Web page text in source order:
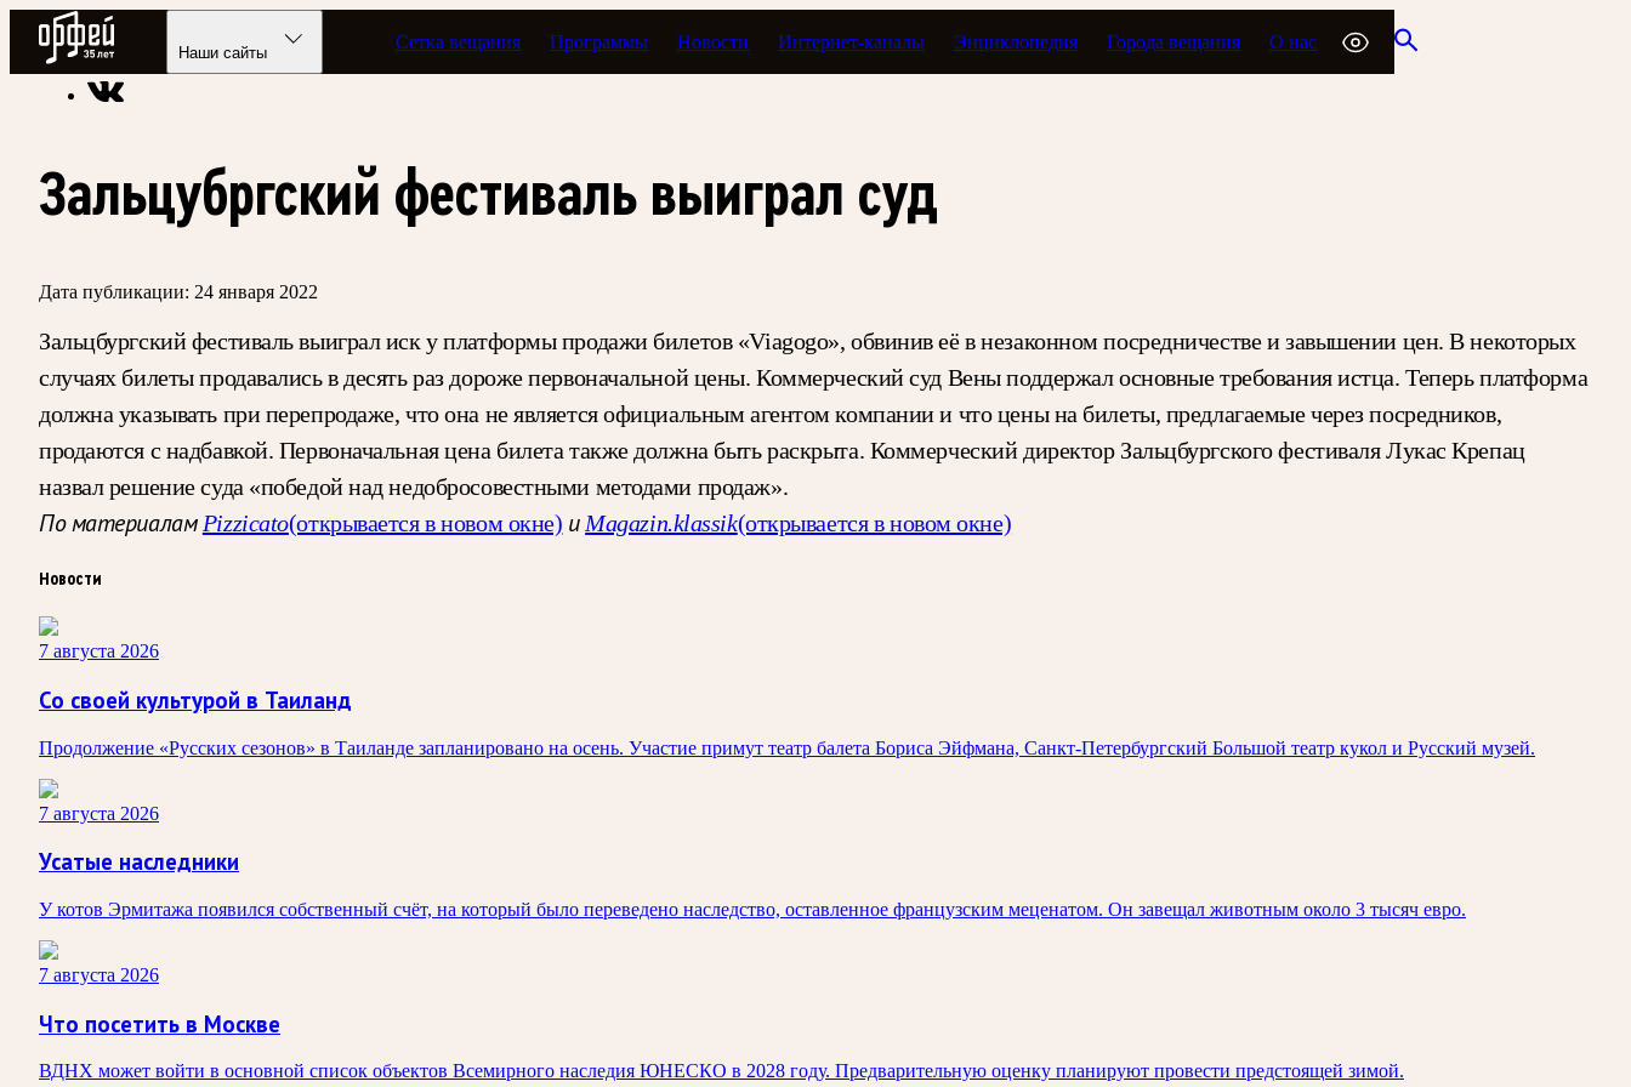
Радио Орфей
Наши сайты
Сетка вещания Программы Новости Интернет-каналы Энциклопедия Города вещания О нас
Радио классической музыки «Орфей» Новости
Зальцубргский фестиваль выиграл суд
Дата публикации: 24 января 2022
Зальцбургский фестиваль выиграл иск у платформы продажи билетов «Viagogo», обвинив её в незаконном посредничестве и завышении цен. В некоторых
случаях билеты продавались в десять раз дороже первоначальной цены. Коммерческий суд Вены поддержал основные требования истца. Теперь платформа
должна указывать при перепродаже, что она не является официальным агентом компании и что цены на билеты, предлагаемые через посредников,
продаются с надбавкой. Первоначальная цена билета также должна быть раскрыта. Коммерческий директор Зальцбургского фестиваля Лукас Крепац
назвал решение суда «победой над недобросовестными методами продаж».
По материалам Pizzicato(открывается в новом окне) и Magazin.klassik(открывается в новом окне)
Новости
7 августа 2026
Со своей культурой в Таиланд
Продолжение «Русских сезонов» в Таиланде запланировано на осень. Участие примут театр балета Бориса Эйфмана, Санкт-Петербургский Большой театр кукол и Русский музей.
7 августа 2026
Усатые наследники
У котов Эрмитажа появился собственный счёт, на который было переведено наследство, оставленное французским меценатом. Он завещал животным около 3 тысяч евро.
7 августа 2026
Что посетить в Москве
ВДНХ может войти в основной список объектов Всемирного наследия ЮНЕСКО в 2028 году. Предварительную оценку планируют провести предстоящей зимой.